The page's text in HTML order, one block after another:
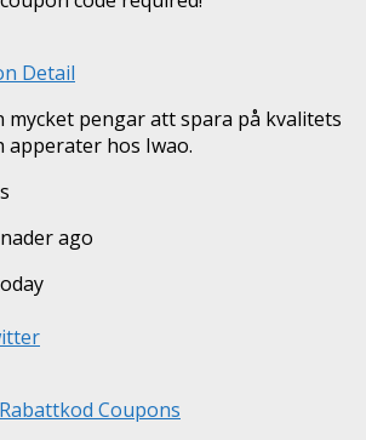
Detail
mycket pengar att spara på kvalitets
apperater hos Iwao.
ago
Coupons